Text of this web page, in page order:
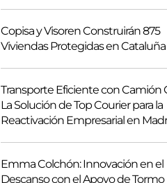
Copisa y Visoren Construirán 875
Viviendas Protegidas en Cataluña
Transporte Eficiente con Camión
La Solución de Top Courier para la
Reactivación Empresarial en
Emma Colchón: Innovación en el
Descanso con el Apoyo de Tormo